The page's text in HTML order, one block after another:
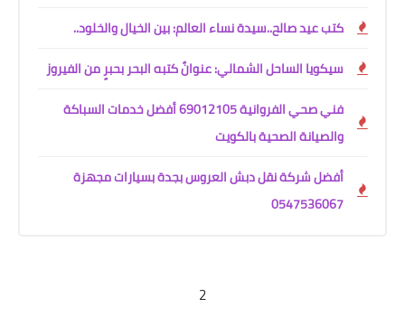
كتب عيد صالح..سيدة نساء العالم: بين الخيال والخلود..
سيكويا الساحل الشمالي: عنوانٌ كتبه البحر بحبرٍ من الفيروز
فني صحي الفروانية 69012105 أفضل خدمات السباكة
والصيانة الصحية بالكويت
أفضل شركة نقل دبش العروس بجدة بسيارات مجهزة
0547536067
2